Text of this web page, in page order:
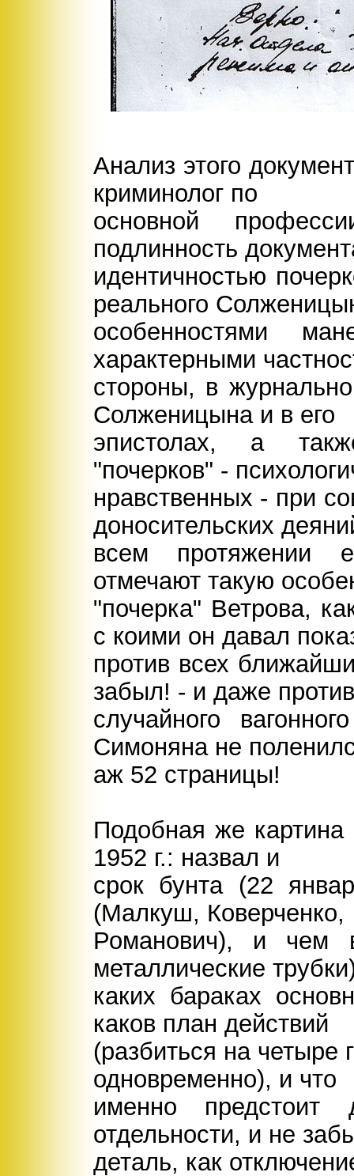
Анализ этого
криминолог по
основной
подлинность
идентичностью
реального
особенностями
характерными
стороны, в
Солженицына и в его
эпистолах, а
"почерков" -
нравственных - при
доносительских
всем протяжении
отмечают такую
"почерка" Ветрова,
с коими он давал
против всех
забыл! - и даже против
случайного
Симоняна не
аж 52 страницы!
Подобная же
1952 г.: назвал и
срок бунта (22
(Малкуш, Коверченко,
Романович), и чем
металлические
каких бараках
каков план действий
(разбиться на четыре
одновременно), и что
именно
отдельности, и не
деталь, как